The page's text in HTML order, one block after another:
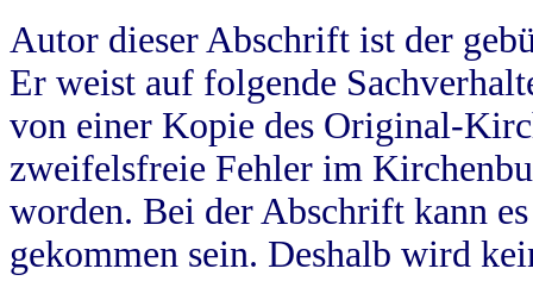
Autor dieser Abschrift ist der
Er weist auf folgende
von einer Kopie des Original-
zweifelsfreie Fehler im
worden. Bei der Abschrift kann
gekommen sein. Deshalb wird